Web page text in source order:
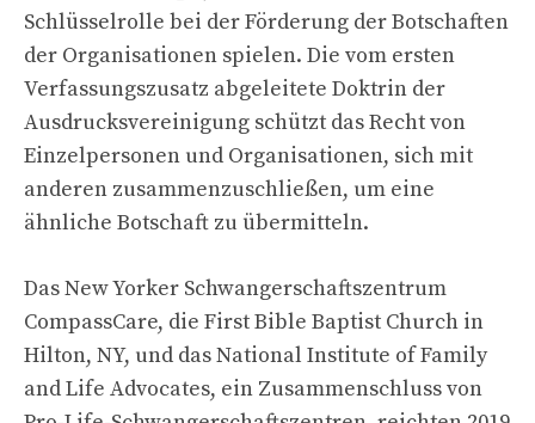
Schlüsselrolle bei der Förderung der Botschaften
der Organisationen spielen. Die vom ersten
Verfassungszusatz abgeleitete Doktrin der
Ausdrucksvereinigung schützt das Recht von
Einzelpersonen und Organisationen, sich mit
anderen zusammenzuschließen, um eine
ähnliche Botschaft zu übermitteln.
Das New Yorker Schwangerschaftszentrum
CompassCare, die First Bible Baptist Church in
Hilton, NY, und das National Institute of Family
and Life Advocates, ein Zusammenschluss von